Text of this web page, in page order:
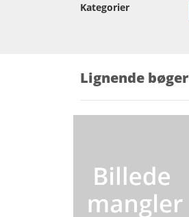
Kategorier
Lignende bøger